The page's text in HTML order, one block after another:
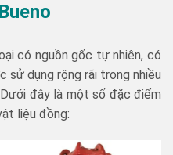
có nguồn gốc tự nhiên, có
sử dụng rộng rãi trong nhiều
đây là một số đặc điểm
liệu đồng: